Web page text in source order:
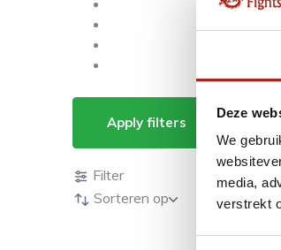
Deze
We
media,
verstrekt
Apply filters
Filter
Sorteren op